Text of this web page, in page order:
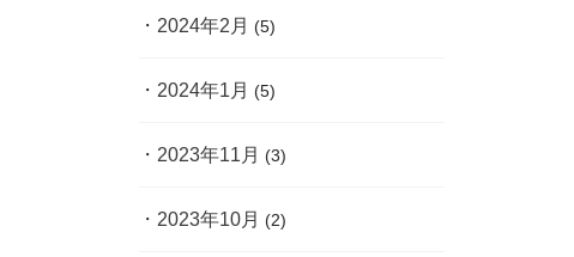
2024年2月 (5)
2024年1月 (5)
2023年11月 (3)
2023年10月 (2)